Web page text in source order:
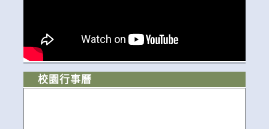
校園行事曆